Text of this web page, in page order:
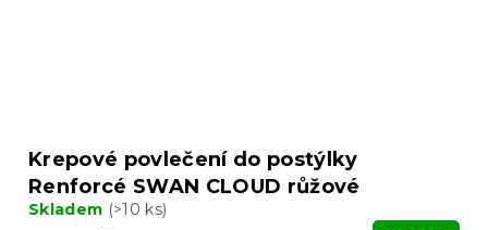
Krepové povlečení do postýlky
Renforcé SWAN CLOUD růžové
Skladem (>10 ks)